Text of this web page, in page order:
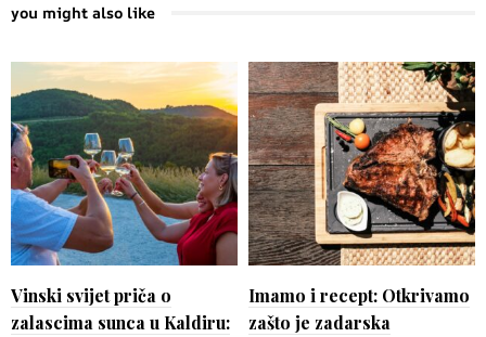
you might also like
Vinski svijet priča o
zalascima sunca u Kaldiru:
Imamo i recept: Otkrivamo
zašto je zadarska